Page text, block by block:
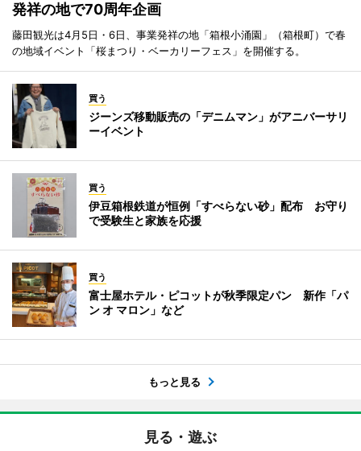
発祥の地で70周年企画
藤田観光は4月5日・6日、事業発祥の地「箱根小涌園」（箱根町）で春
の地域イベント「桜まつり・ベーカリーフェス」を開催する。
買う
ジーンズ移動販売の「デニムマン」がアニバーサリ
ーイベント
買う
伊豆箱根鉄道が恒例「すべらない砂」配布 お守り
で受験生と家族を応援
買う
富士屋ホテル・ピコットが秋季限定パン 新作「パ
ン オ マロン」など
もっと見る
見る・遊ぶ